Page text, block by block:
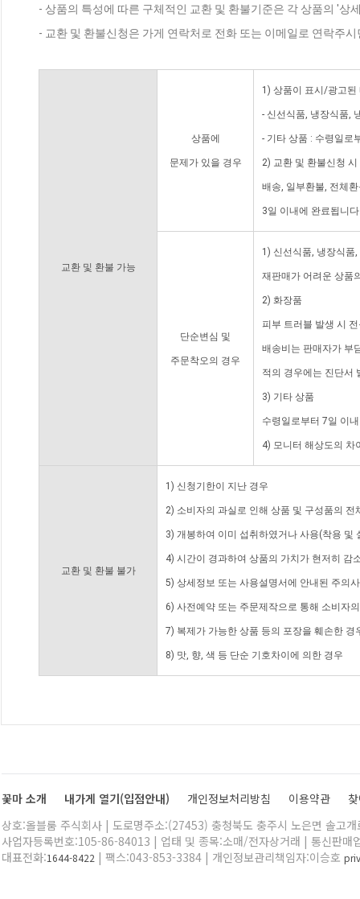
- 상품의 특성에 따른 구체적인 교환 및 환불기준은 각 상품의 '상
- 교환 및 환불신청은 가게 연락처로 전화 또는 이메일로 연락주
교환 및 환불 가능
상품에
문제가 있을 경우
1) 상품이 표시/광고된
- 신선식품, 냉장식품,
- 기타 상품 : 수령일로
2) 교환 및 환불신청
배송, 일부환불, 전체
3일 이내에 완료됩니
단순변심 및
주문착오의 경우
1) 신선식품, 냉장식품
재판매가 어려운 상품
2) 화장품
피부 트러블 발생 시
배송비는 판매자가 부
적의 경우에는 진단서
3) 기타 상품
수령일로부터 7일 이
4) 모니터 해상도의 차
교환 및 환불 불가
1) 신청기한이 지난 경우
2) 소비자의 과실로 인해 상품 및 구성품의
3) 개봉하여 이미 섭취하였거나 사용(착용 및
4) 시간이 경과하여 상품의 가치가 현저히 감
5) 상세정보 또는 사용설명서에 안내된 주의
6) 사전예약 또는 주문제작으로 통해 소비자
7) 복제가 가능한 상품 등의 포장을 훼손한 경
8) 맛, 향, 색 등 단순 기호차이에 의한 경우
꽃마 소개 내가게 열기(입점안내) 개인정보처리방침 이용약관
상호:올블룸 주식회사 | 도로명주소:(27453) 충청북도 충주시 노은면 솔고
사업자등록번호:105-86-84013 | 업태 및 종목:소매/전자상거래 | 통신판매
대표전화:1644-8422 | 팩스:043-853-3384 | 개인정보관리책임자:이승호